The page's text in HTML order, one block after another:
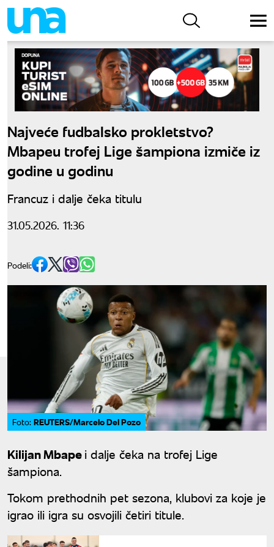
Najveće fudbalsko prokletstvo?
Mbapeu trofej Lige šampiona izmiče iz
godine u godinu
Francuz i dalje čeka titulu
31.05.2026. 11:36
Podeli:
Foto: REUTERS/Marcelo Del Pozo
Kilijan Mbapei dalje čeka na trofej Lige
šampiona.
Tokom prethodnih pet sezona, klubovi za koje je
igrao ili igra su osvojili četiri titule.